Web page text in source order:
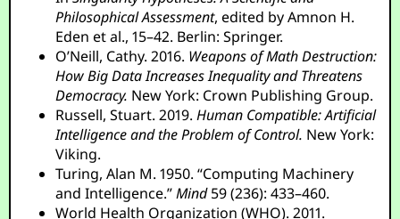
Philosophical Assessment, edited by Amnon H.
Eden et al., 15–42. Berlin: Springer.
O’Neill, Cathy. 2016. Weapons of Math Destruction:
How Big Data Increases Inequality and Threatens
Democracy. New York: Crown Publishing Group.
Russell, Stuart. 2019.Human Compatible: Artificial
Intelligence and the Problem of Control. New York:
Viking.
Turing, Alan M. 1950. “Computing Machinery
and Intelligence.”Mind59 (236): 433–460.
World Health Organization (WHO). 2011.